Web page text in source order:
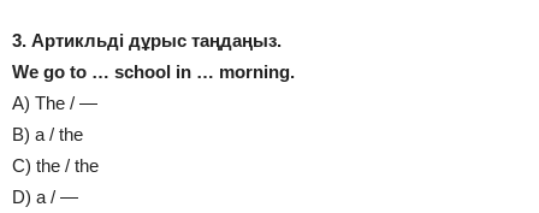
3. Артикльді дұрыс таңдаңыз.
We go to … school in … morning.
A) The / —
B) a / the
C) the / the
D) a / —